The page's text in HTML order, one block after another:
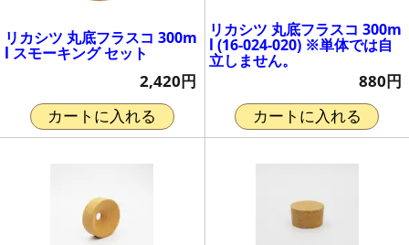
リカシツ 丸底フラスコ 300m
l スモーキング セット
2,420円
カートに入れる
リカシツ 丸底フラスコ 300m
l (16-024-020) ※単体では自
立しません。
880円
カートに入れる